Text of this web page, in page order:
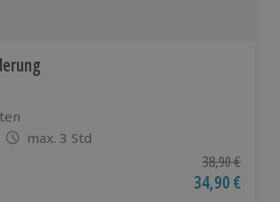
max. 3 Std
basierend auf 130 Bewertungen
38,90 €
Aktueller
34,90 €